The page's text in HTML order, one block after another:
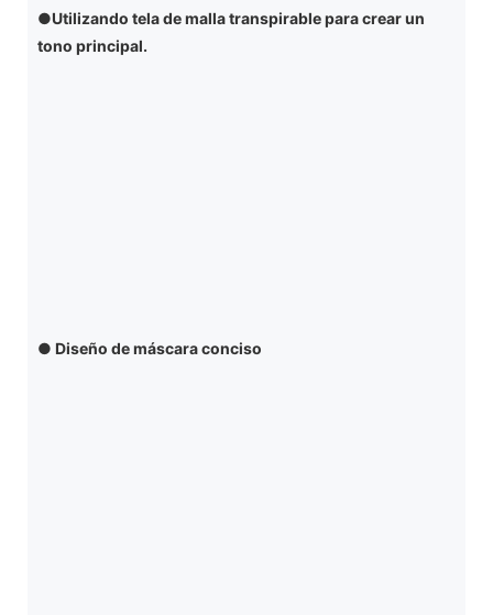
●Utilizando tela de malla transpirable para crear un
tono principal.
● Diseño de máscara conciso